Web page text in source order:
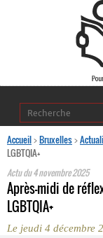
Accueil>Bruxelles>
LGBTQIA+
Actu du4 novembre 2025
Après-midi de
LGBTQIA+
Le jeudi 4 décembre